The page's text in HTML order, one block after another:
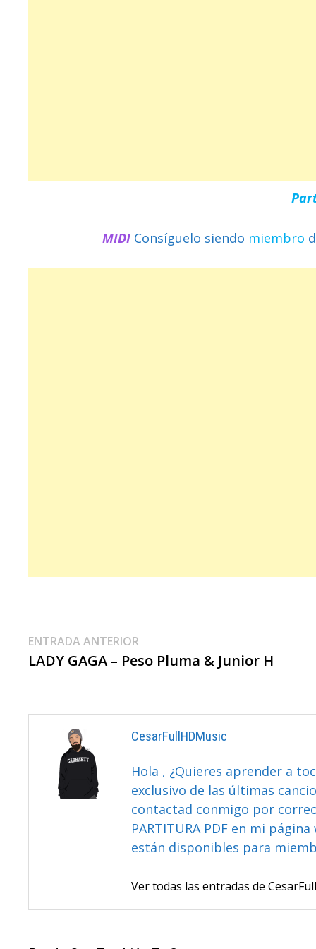
MIDI Consíguelo siendo miembro
Navegación
De
ENTRADA ANTERIOR
anterior:
LADY GAGA – Peso Pluma & Junior H
CesarFullHDMusic
Hola , ¿Quieres aprender a
exclusivo de las últimas
contactad conmigo por
PARTITURA PDF en mi
están disponibles para
Ver todas las entradas de